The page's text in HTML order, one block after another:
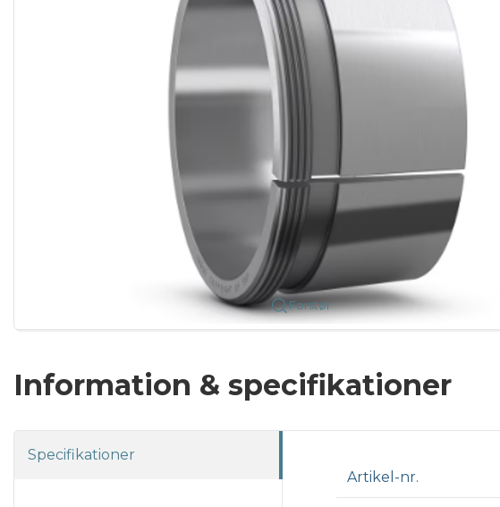
Forstør
Information & specifikationer
Specifikationer
Artikel-nr.